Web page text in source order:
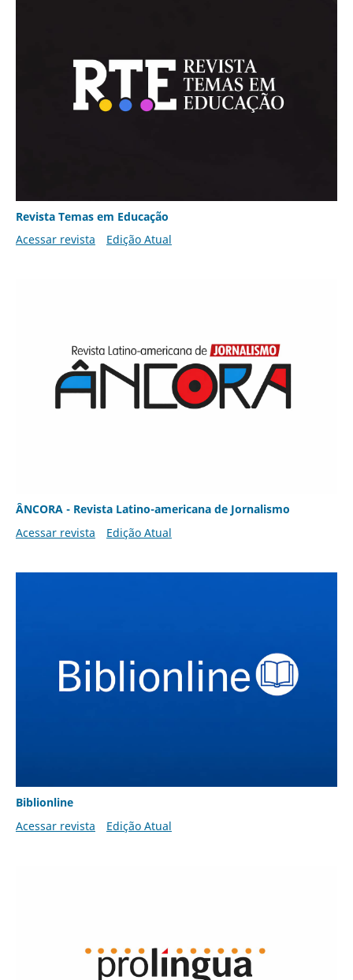
Revista Temas em Educação
Acessar revista
Edição Atual
ÂNCORA - Revista Latino-americana de Jornalismo
Acessar revista
Edição Atual
Biblionline
Acessar revista
Edição Atual